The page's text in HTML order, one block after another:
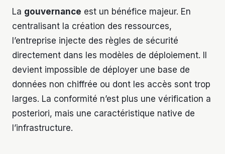
La gouvernance est un bénéfice majeur. En
centralisant la création des ressources,
l’entreprise injecte des règles de sécurité
directement dans les modèles de déploiement. Il
devient impossible de déployer une base de
données non chiffrée ou dont les accès sont trop
larges. La conformité n’est plus une vérification a
posteriori, mais une caractéristique native de
l’infrastructure.